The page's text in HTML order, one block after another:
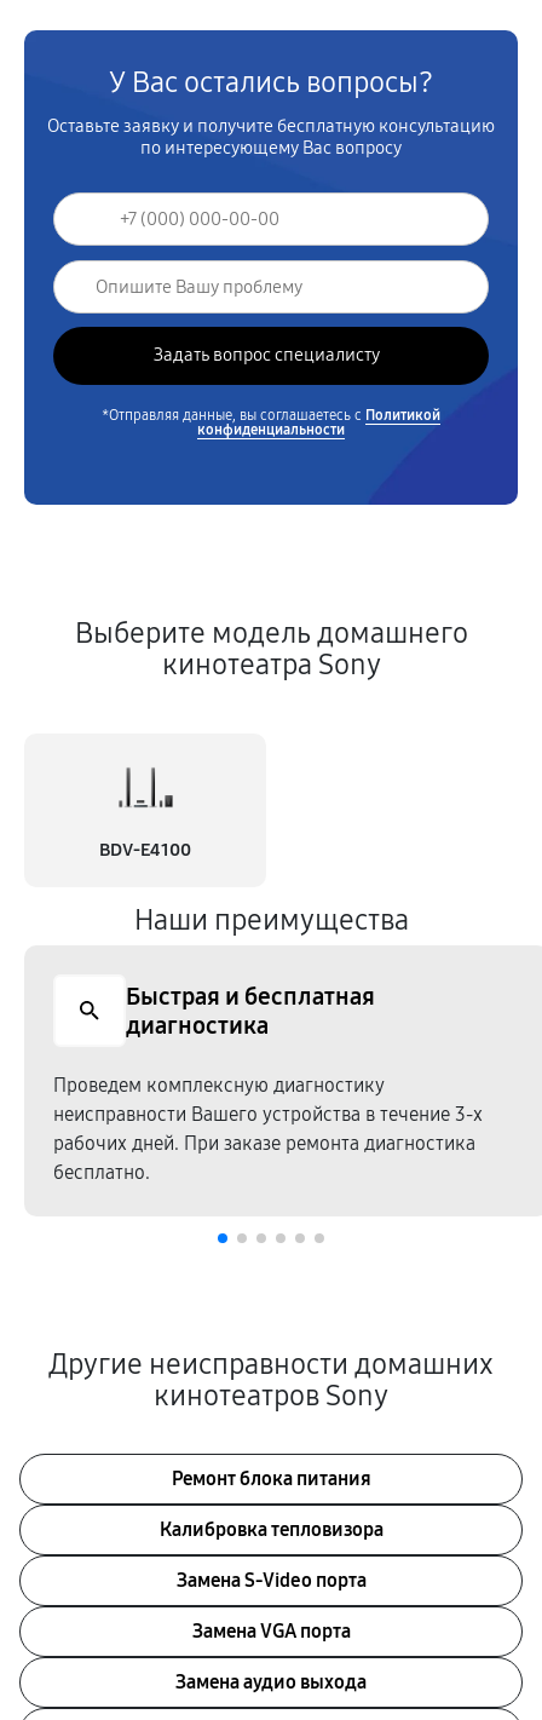
У Вас остались вопросы?
Оставьте заявку и получите бесплатную консультацию
по интересующему Вас вопросу
*Отправляя данные, вы соглашаетесь с Политикой
конфиденциальности
Выберите модель домашнего
кинотеатра Sony
BDV-E4100
Наши преимущества
Быстрая и бесплатная
диагностика
Проведем комплексную диагностику
неисправности Вашего устройства в течение 3-х
рабочих дней. При заказе ремонта диагностика
бесплатно.
Другие неисправности домашних
кинотеатров Sony
Ремонт блока питания
Калибровка тепловизора
Замена S-Video порта
Замена VGA порта
Замена аудио выхода